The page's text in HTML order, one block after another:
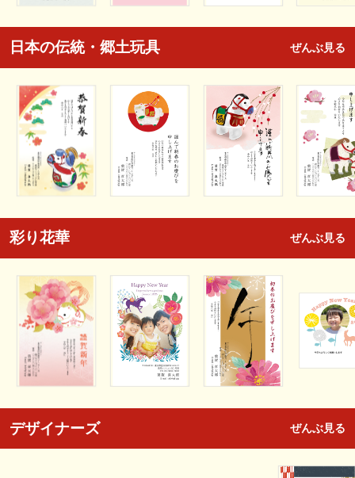
日本の伝統・郷土玩具 ぜんぶ見る
彩り花華 ぜんぶ見る
デザイナーズ ぜんぶ見る